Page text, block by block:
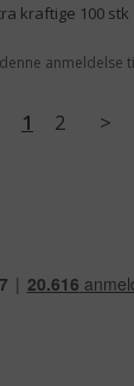
kraftige 100 stk
anmeldelse
1 2 >